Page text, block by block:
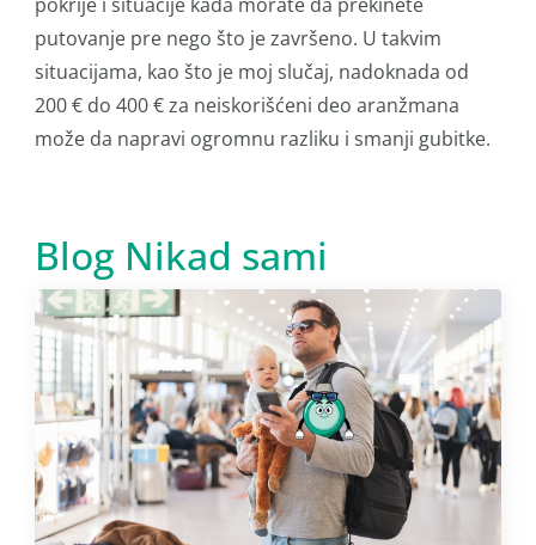
putovanje pre nego što je završeno. U takvim
situacijama, kao što je moj slučaj, nadoknada od
200 € do 400 € za neiskorišćeni deo aranžmana
može da napravi ogromnu razliku i smanji gubitke.
Blog Nikad sami